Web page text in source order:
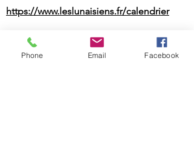
https://www.leslunaisiens.fr/calendrier
Phone Email Facebook